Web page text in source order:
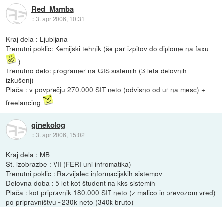
Red_Mamba
::3. apr 2006, 10:31
Kraj dela : Ljubljana
Trenutni poklic: Kemijski tehnik (še par izpitov do diplome na faxu
)
Trenutno delo: programer na GIS sistemih (3 leta delovnih
izkušenj)
Plača : v povprečju 270.000 SIT neto (odvisno od ur na mesc) +
freelancing
ginekolog
::3. apr 2006, 15:02
Kraj dela : MB
St. izobrazbe : VII (FERI uni infromatika)
Trenutni poklic : Razvijalec informacijskih sistemov
Delovna doba : 5 let kot študent na kks sistemih
Plača : kot pripravnik 180.000 SIT neto (z malico in prevozom vred)
po pripravništvu ~230k neto (340k bruto)